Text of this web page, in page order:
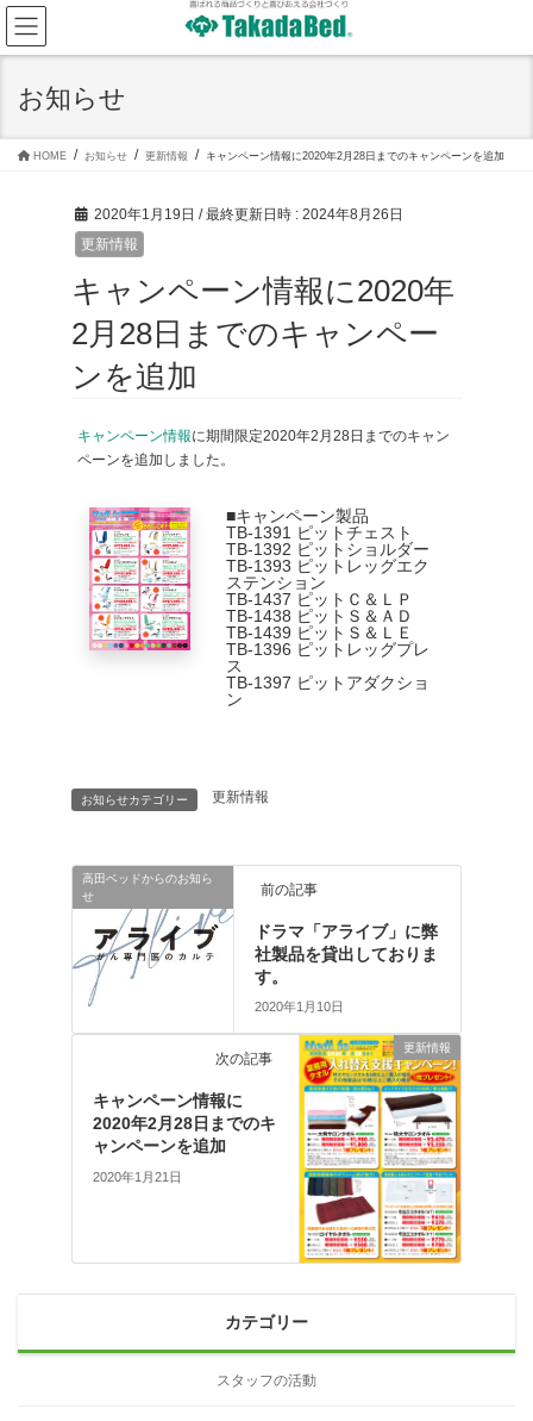
コ
テ
ン
ナ
ゲ
ー
お知らせ
HOME お知らせ 更新情報 キャンペーン情報に2020年2月28日までのキャンペーンを追加
2020年1月19日 / 最終更新日時 : 2024年8月26日
更新情報
キャンペーン情報に2020年
2月28日までのキャンペー
ンを追加
キャンペーン情報に期間限定2020年2月28日までのキャン
ペーンを追加しました。
■キャンペーン製品
TB-1391 ピットチェスト
TB-1392 ピットショルダー
TB-1393 ピットレッグエク
ステンション
TB-1437 ピットＣ＆ＬＰ
TB-1438 ピットＳ＆ＡＤ
TB-1439 ピットＳ＆ＬＥ
TB-1396 ピットレッグプレ
ス
TB-1397 ピットアダクショ
ン
お知らせカテゴリー 更新情報
高田ベッドからのお知ら
せ
前の記事
ドラマ「アライブ」に弊
社製品を貸出しておりま
す。
2020年1月10日
更新情報
次の記事
キャンペーン情報に
2020年2月28日までのキ
ャンペーンを追加
2020年1月21日
カテゴリー
スタッフの活動